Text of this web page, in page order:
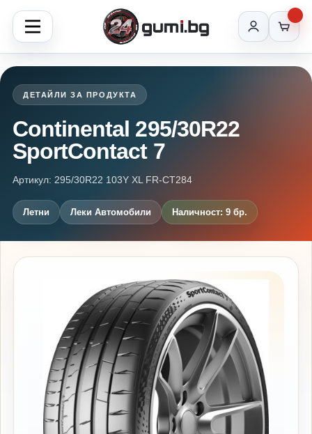
ДЕТАЙЛИ ЗА ПРОДУКТА
Continental 295/30R22
SportContact 7
Артикул: 295/30R22 103Y XL FR-CT284
Летни Леки Автомобили Наличност: 9 бр.